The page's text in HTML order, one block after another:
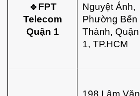
🔹FPT
Telecom
Quận 1
Nguyệt Ánh,
Phường Bến
Thành, Quận
1, TP.HCM
198 Lâm Văn